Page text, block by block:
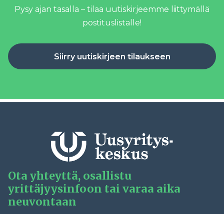
Pysy ajan tasalla – tilaa uutiskirjeemme liittymällä
postituslistalle!
Siirry uutiskirjeen tilaukseen
Ota yhteyttä, osallistu
yrittäjyysinfoon tai varaa aika
neuvontaan